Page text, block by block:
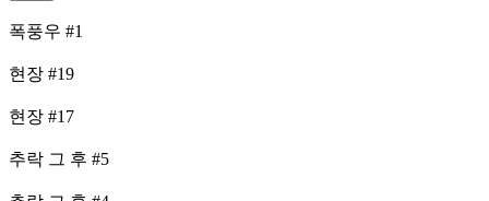
폭풍우 #1
현장 #19
현장 #17
추락 그 후 #5